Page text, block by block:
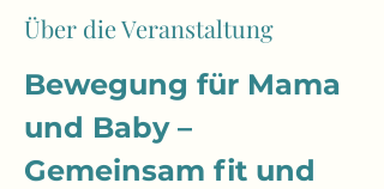
Über die Veranstaltung
Bewegung für Mama
und Baby –
Gemeinsam fit und